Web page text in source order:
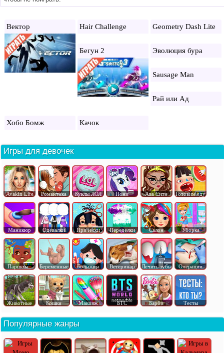
Вектор Hair Challenge Geometry Dash Lite
Бегун 2 Эволюция бура
Sausage Man
Рай или Ад
Хобо Бомж Качок
Игры для девочек
Avakin Life Романтика Куклы ЛОЛ Пони Ава Сити Готовим еду
Маникюр Одевалки Прически Переделки Салон Уборка
Парикма.. Беременные Больница Ветеринар Лечить зубы Операции
Животные Кошки Макияж БТС Барби Тесты
Популярные жанры